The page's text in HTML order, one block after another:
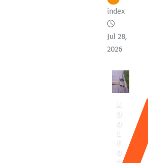
index
Jul 28,
2026
A
D
O
F
O